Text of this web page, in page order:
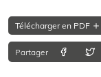
Télécharger en PDF
Partager